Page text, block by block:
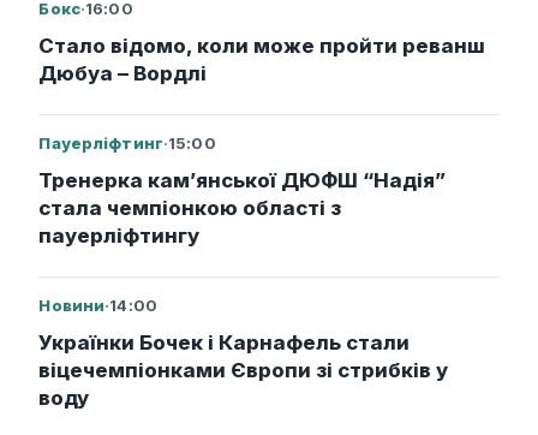
Бокс·16:00
Стало відомо, коли може пройти реванш
Дюбуа – Вордлі
Пауерліфтинг·15:00
Тренерка кам’янської ДЮФШ “Надія”
стала чемпіонкою області з
пауерліфтингу
Новини·14:00
Українки Бочек і Карнафель стали
віцечемпіонками Європи зі стрибків у
воду